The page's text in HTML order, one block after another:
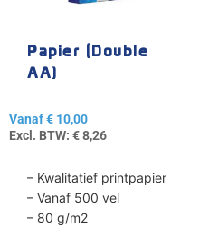
Papier (Double
AA)
Vanaf€ 10,00
Excl. BTW: €8,26
– Kwalitatief printpapier
– Vanaf 500 vel
– 80 g/m2
gekozen
worden
productpagina